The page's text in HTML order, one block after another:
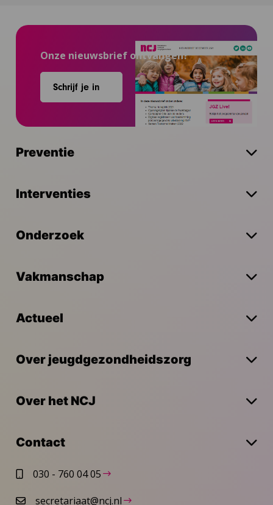
Onze nieuwsbrief ontvangen?
Schrijf je in
Preventie
Interventies
Onderzoek
Vakmanschap
Actueel
Over jeugdgezondheidszorg
Over het NCJ
Contact
030 - 760 04 05
secretariaat@ncj.nl